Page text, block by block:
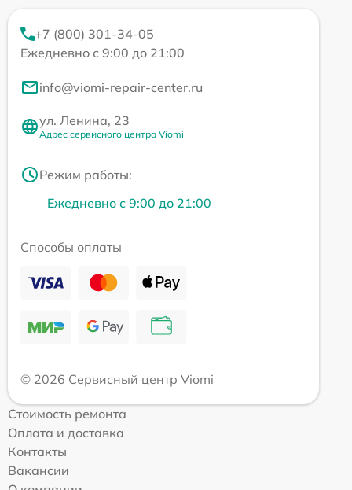
+7 (800) 301-34-05
Ежедневно с 9:00 до 21:00
info@viomi-repair-center.ru
ул. Ленина, 23
Адрес сервисного центра Viomi
Режим работы:
Ежедневно с 9:00 до 21:00
Способы оплаты
© 2026 Сервисный центр Viomi
Стоимость ремонта
Оплата и доставка
Контакты
Вакансии